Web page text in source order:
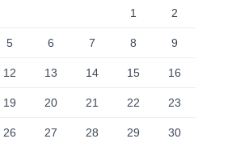
1 2
5 6 7 8 9
12 13 14 15 16
19 20 21 22 23
26 27 28 29 30